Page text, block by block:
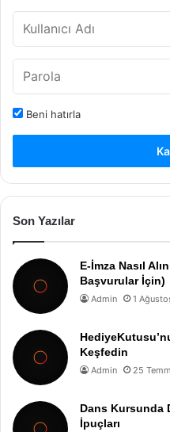
Beni hatırla
Son Yazılar
E-İmza Nasıl
Başvurular İçin)
Admin 1
Keşfedin
Admin 25
Dans Kursunda
İpuçları